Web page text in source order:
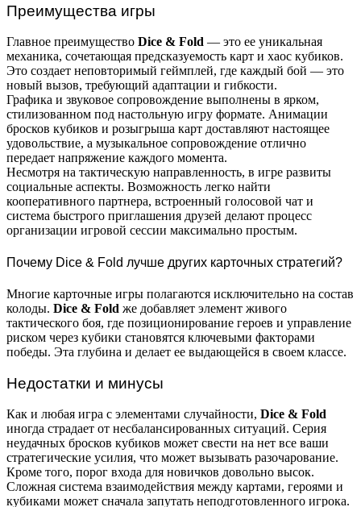
Преимущества игры
Главное преимущество Dice & Fold — это ее уникальная
механика, сочетающая предсказуемость карт и хаос кубиков.
Это создает неповторимый геймплей, где каждый бой — это
новый вызов, требующий адаптации и гибкости.
Графика и звуковое сопровождение выполнены в ярком,
стилизованном под настольную игру формате. Анимации
бросков кубиков и розыгрыша карт доставляют настоящее
удовольствие, а музыкальное сопровождение отлично
передает напряжение каждого момента.
Несмотря на тактическую направленность, в игре развиты
социальные аспекты. Возможность легко найти
кооперативного партнера, встроенный голосовой чат и
система быстрого приглашения друзей делают процесс
организации игровой сессии максимально простым.
Почему Dice & Fold лучше других карточных стратегий?
Многие карточные игры полагаются исключительно на состав
колоды. Dice & Fold же добавляет элемент живого
тактического боя, где позиционирование героев и управление
риском через кубики становятся ключевыми факторами
победы. Эта глубина и делает ее выдающейся в своем классе.
Недостатки и минусы
Как и любая игра с элементами случайности, Dice & Fold
иногда страдает от несбалансированных ситуаций. Серия
неудачных бросков кубиков может свести на нет все ваши
стратегические усилия, что может вызывать разочарование.
Кроме того, порог входа для новичков довольно высок.
Сложная система взаимодействия между картами, героями и
кубиками может сначала запутать неподготовленного игрока.